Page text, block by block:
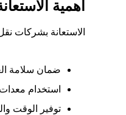
أهمية
الاستعانة بشركات
ضمان سلامة
استخدام
توفير الوقت